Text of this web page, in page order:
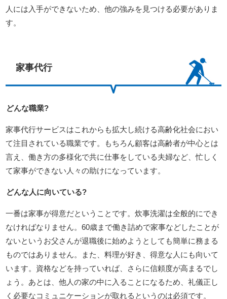
人には入手ができないため、他の強みを見つける必要がありま
す。
家事代行
どんな職業?
家事代行サービスはこれからも拡大し続ける高齢化社会におい
て注目されている職業です。もちろん顧客は高齢者が中心とは
言え、働き方の多様化で共に仕事をしている夫婦など、忙しく
て家事ができない人々の助けになっています。
どんな人に向いている?
一番は家事が得意だということです。炊事洗濯は全般的にでき
なければなりません。60歳まで働き詰めで家事などしたことが
ないというお父さんが退職後に始めようとしても簡単に務まる
ものではありません。また、料理が好き、得意な人にも向いて
います。資格などを持っていれば、さらに信頼度が高まるでし
ょう。あとは、他人の家の中に入ることになるため、礼儀正し
く必要なコミュニケーションが取れるというのは必須です。